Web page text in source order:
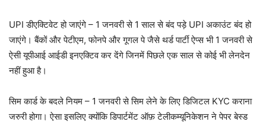
UPI डीएक्टिवेट हो जाएंगे – 1 जनवरी से 1 साल से बंद पड़े UPI अकाउंट बंद हो
जाएंगे। बैंकों और पेटीएम, फोनपे और गूगल पे जैसे थर्ड पार्टी ऐप्स भी 1 जनवरी से
ऐसी यूपीआई आईडी इनएक्टिव कर देंगे जिनमें पिछले एक साल से कोई भी लेनदेन
नहीं हुआ है।
सिम कार्ड के बदले नियम – 1 जनवरी से सिम लेने के लिए डिजिटल KYC कराना
जरुरी होगा। ऐसा इसलिए क्योंकि डिपार्टमेंट ऑफ़ टेलीकम्यूनिकेशन ने पेपर बेस्ड